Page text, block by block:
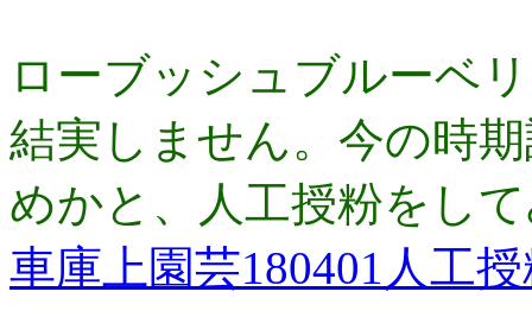
ローブッシュブルーベ
結実しません。今の時
めかと、人工授粉をし
車庫上園芸180401人工